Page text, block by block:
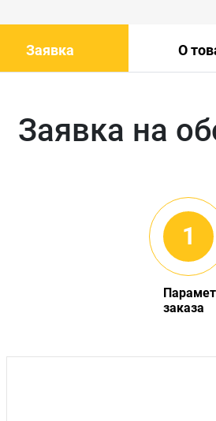
Заявка О
Заявка на
заказа